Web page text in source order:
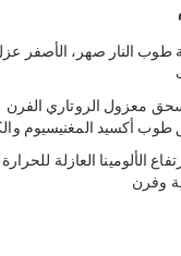
طوب النار صهر، الأصفر
معزول الروتاري الفرن
طوب أكسيد المغنيسيوم
الألومينا العازلة للحرارة
وفرن